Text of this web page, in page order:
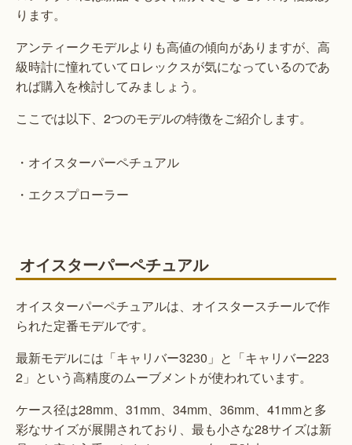
ります。
アンティークモデルよりも高値の傾向がありますが、高
級時計に憧れていてロレックスが気になっているのであ
れば購入を検討してみましょう。
ここでは以下、2つのモデルの特徴をご紹介します。
・オイスターパーペチュアル
・エクスプローラー
オイスターパーペチュアル
オイスターパーペチュアルは、オイスタースチールで作
られた定番モデルです。
最新モデルには「キャリバー3230」と「キャリバー223
2」という高精度のムーブメントが使われています。
ケース径は28mm、31mm、34mm、36mm、41mmと多
彩なサイズが展開されており、最も小さな28サイズは新